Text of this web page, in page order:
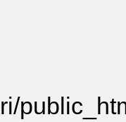
/home/